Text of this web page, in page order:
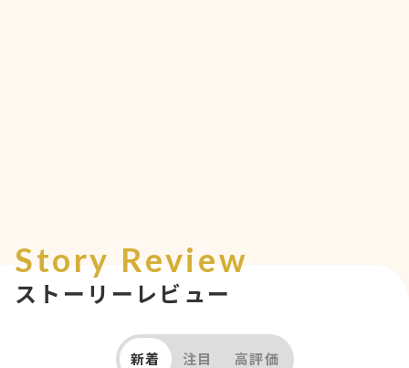
Story Review
ストーリーレビュー
新着 注目 高評価